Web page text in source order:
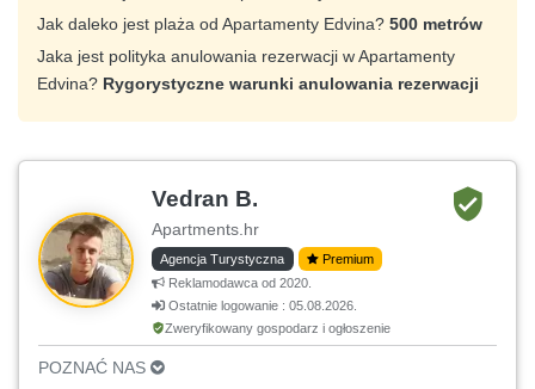
Jak daleko jest plaża od Apartamenty Edvina? 500 metrów
Jaka jest polityka anulowania rezerwacji w Apartamenty
Edvina? Rygorystyczne warunki anulowania rezerwacji
Vedran B.
Apartments.hr
Agencja Turystyczna
Premium
Reklamodawca od 2020.
Ostatnie logowanie : 05.08.2026.
Zweryfikowany gospodarz i ogłoszenie
POZNAĆ NAS